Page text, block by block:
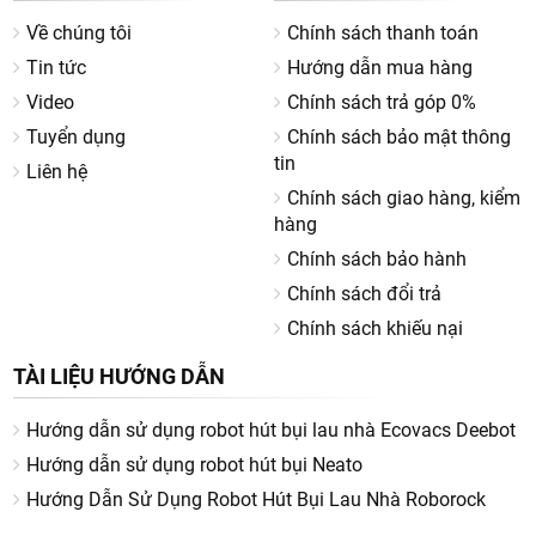
Thị trườngrobot hút bụi lau nhà con lănđang phát triển
nhanh với nhiều phân khúc khác nhau, từ cao cấp đến tầm
trung. Việc hiểu rõ từng dòng sẽ giúp bạn chọn đúng sản
phẩm phù hợp nhu cầu và ngân sách.
Dòng cao cấp: lau sạch sâu, tự giặt con lăn
Đây là phân khúc nổi bật nhất hiện nay, thường tích hợp:
Trạm giặt – sấy con lăn tự động
Cấp nước sạch liên tục khi lau
Lực ép lớn giúp đánh bật vết bẩn cứng đầu
Điều hướng thông minh bằng AI, laser
Các model cao cấp từ Dreame Technology, Roborock hay
Ecovacs thường hướng đến trải nghiệm “rảnh tay hoàn toàn”,
gần như không cần can thiệp.
Dòng tầm trung: cân bằng giá và hiệu năng
Về chúng tôi
Tin tức
Video
Tuyển dụng
Liên hệ
Chính sách thanh toán
Hướng dẫn mua hàng
Chính sách trả góp 0%
Chính sách bảo mật thông
tin
Chính sách giao hàng, kiểm
hàng
Chính sách bảo hành
Chính sách đổi trả
Chính sách khiếu nại
TÀI LIỆU HƯỚNG DẪN
Hướng dẫn sử dụng robot hút bụi lau nhà Ecovacs Deebot
Hướng dẫn sử dụng robot hút bụi Neato
Hướng Dẫn Sử Dụng Robot Hút Bụi Lau Nhà Roborock